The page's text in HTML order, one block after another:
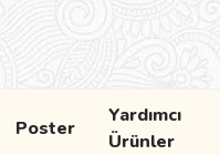
Poster
Yardımcı
Ürünler